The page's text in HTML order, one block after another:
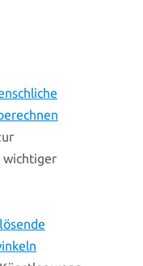
wichtiger